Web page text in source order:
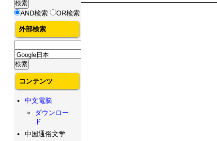
AND検索 OR検索
外部検索
コンテンツ
中文電脳
ダウンロー
ド
中国通俗文学